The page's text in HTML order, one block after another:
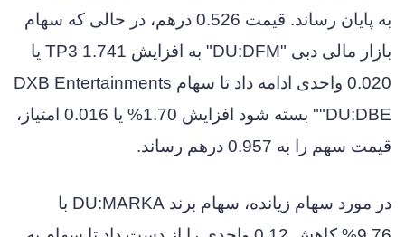
به پایان رساند. قیمت 0.526 درهم، در حالی که سهام
بازار مالی دبی "DU:DFM" به افزایش 1.741 TP3 یا
0.020 واحدی ادامه داد تا سهام DXB Entertainments
"DU:DBE" بسته شود افزایش 1.70% یا 0.016 امتیاز،
قیمت سهم را به 0.957 درهم رساند.
در مورد سهام زیانده، سهام برند DU:MARKA با